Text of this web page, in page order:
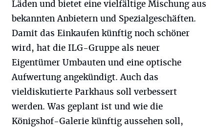
Läden und bietet eine vielfältige Mischung aus
bekannten Anbietern und Spezialgeschäften.
Damit das Einkaufen künftig noch schöner
wird, hat die ILG-Gruppe als neuer
Eigentümer Umbauten und eine optische
Aufwertung angekündigt. Auch das
vieldiskutierte Parkhaus soll verbessert
werden. Was geplant ist und wie die
Königshof-Galerie künftig aussehen soll,